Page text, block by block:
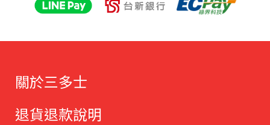
關於三多士
退貨退款說明